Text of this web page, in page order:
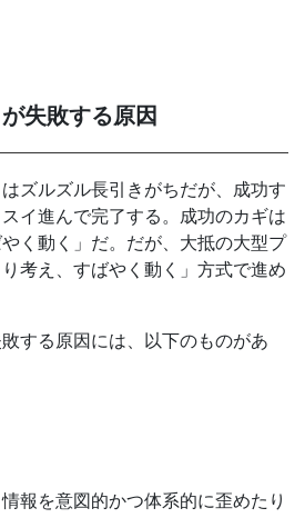
失敗する原因
ズルズル長引きがちだが、成功す
イ進んで完了する。成功のカギは
やく動く」だ。だが、大抵の大型プ
考え、すばやく動く」方式で進め
する原因には、以下のものがあ
報を意図的かつ体系的に歪めたり